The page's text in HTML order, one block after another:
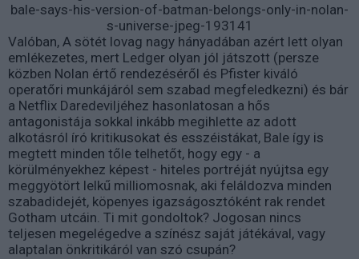
Valóban, A sötét lovag nagy hányadában azért lett olyan
emlékezetes, mert Ledger olyan jól játszott (persze
közben Nolan értő rendezéséről és Pfister kiváló
operatőri munkájáról sem szabad megfeledkezni) és bár
a Netflix Daredeviljéhez hasonlatosan a hős
antagonistája sokkal inkább megihlette az adott
alkotásról író kritikusokat és esszéistákat, Bale így is
megtett minden tőle telhetőt, hogy egy - a
körülményekhez képest - hiteles portréját nyújtsa egy
meggyötört lelkű milliomosnak, aki feláldozva minden
szabadidejét, köpenyes igazságosztóként rak rendet
Gotham utcáin. Ti mit gondoltok? Jogosan nincs
teljesen megelégedve a színész saját játékával, vagy
alaptalan önkritikáról van szó csupán?